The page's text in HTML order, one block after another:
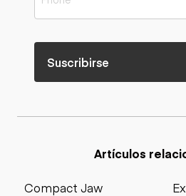
Suscribirse
Artículos
Compact Jaw